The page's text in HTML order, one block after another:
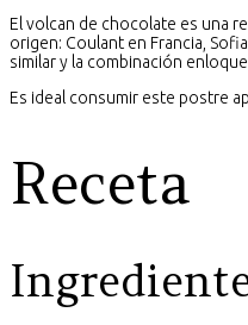
El volcan de chocolate es una
origen: Coulant en Francia,
similar y la combinación
Es ideal consumir este postre
Receta